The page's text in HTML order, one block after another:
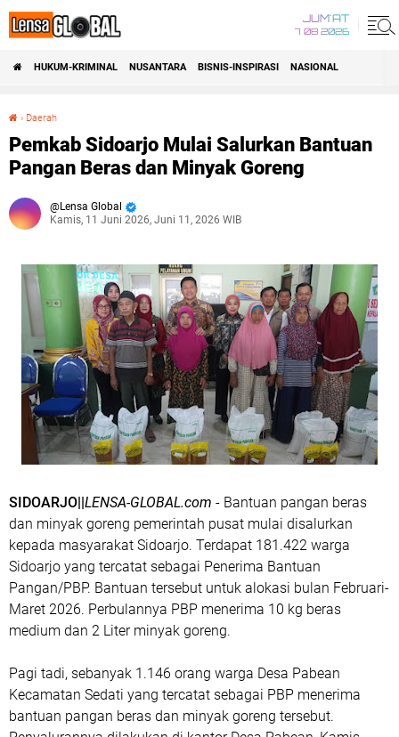
JUM'AT
7 08 2026
HUKUM-KRIMINAL NUSANTARA BISNIS-INSPIRASI NASIONAL
› Daerah
Pemkab Sidoarjo Mulai Salurkan Bantuan
Pangan Beras dan Minyak Goreng
Lensa Global
Kamis, 11 Juni 2026, Juni 11, 2026 WIB
SIDOARJO||LENSA-GLOBAL.com - Bantuan pangan beras
dan minyak goreng pemerintah pusat mulai disalurkan
kepada masyarakat Sidoarjo. Terdapat 181.422 warga
Sidoarjo yang tercatat sebagai Penerima Bantuan
Pangan/PBP. Bantuan tersebut untuk alokasi bulan Februari-
Maret 2026. Perbulannya PBP menerima 10 kg beras
medium dan 2 Liter minyak goreng.
Pagi tadi, sebanyak 1.146 orang warga Desa Pabean
Kecamatan Sedati yang tercatat sebagai PBP menerima
bantuan pangan beras dan minyak goreng tersebut.